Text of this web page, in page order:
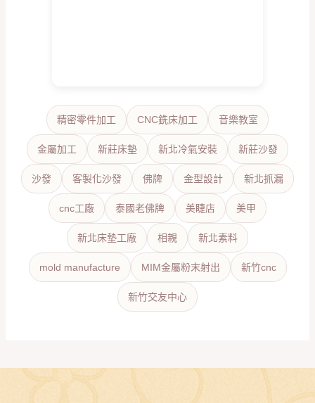
精密零件加工 CNC銑床加工 音樂教室
金屬加工 新莊床墊 新北冷氣安裝 新莊沙發
沙發 客製化沙發 佛牌 金型設計 新北抓漏
cnc工廠 泰國老佛牌 美睫店 美甲
新北床墊工廠 相親 新北素料
mold manufacture MIM金屬粉末射出 新竹cnc
新竹交友中心